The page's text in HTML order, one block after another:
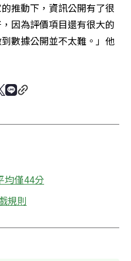
推動下，資訊公開有了很
因為評價項目還有很大的
數據公開並不太難。」他
均僅44分
規則